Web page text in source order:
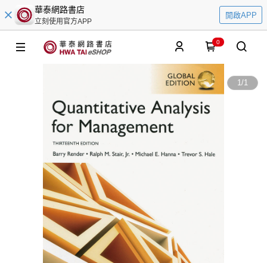
華泰網路書店
立刻使用官方APP
開啟APP
0
1/1